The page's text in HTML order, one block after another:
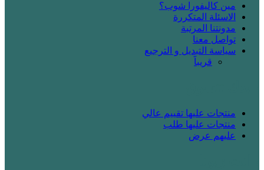
مين كاليفورا شوب؟
الاسئلة المتكررة
مدونتنا المرتبة
تواصل معنا
سياسة التبديل و الترجيع
قريباََ
منتجات عليها تقييم عالي
منتجات عليها طلب
عليهم عرض